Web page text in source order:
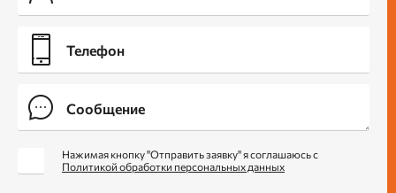
Нажимая кнопку "Отправить заявку" я соглашаюсь с
Политикой обработки персональных данных